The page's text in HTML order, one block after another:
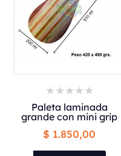
Paleta laminada
grande con mini grip
$ 1.850,00